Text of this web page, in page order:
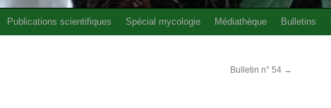
Publications scientifiques Spécial mycologie Médiathèque Bulletins
Bulletin n° 54 →